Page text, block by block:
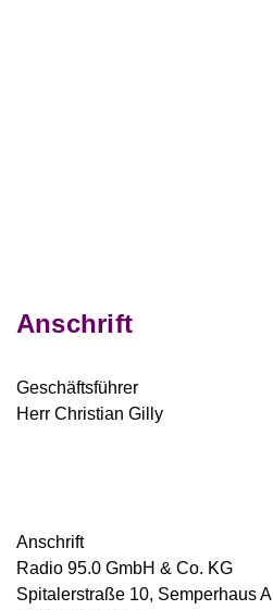
Anschrift
Geschäftsführer
Herr Christian Gilly
Anschrift
Radio 95.0 GmbH & Co. KG
Spitalerstraße 10, Semperhaus A